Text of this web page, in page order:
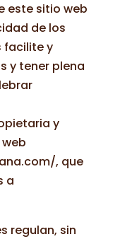
este sitio web
de los
facilite y
y tener plena
y
, que
a
regulan, sin